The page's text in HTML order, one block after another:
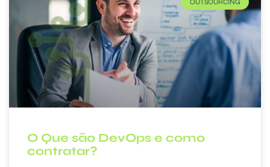
OUTSOURCING
O Que são DevOps e como
contratar?